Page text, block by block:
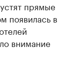
прямые
появилась в
внимание